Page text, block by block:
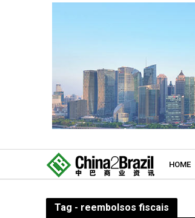
HOME
Tag - reembolsos fiscais